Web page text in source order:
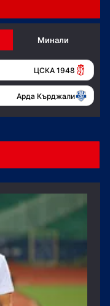
Минали
ЦСКА 1948
Арда Кърджали